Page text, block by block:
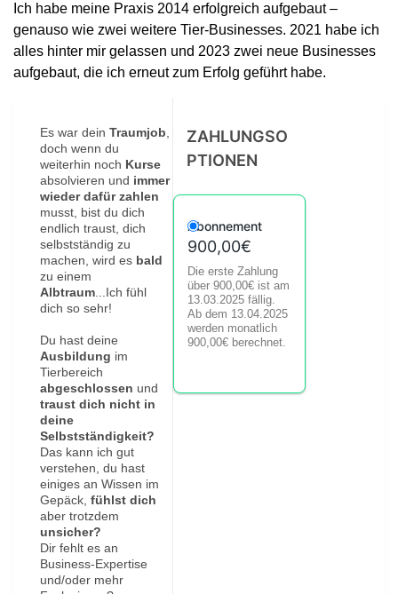
Ich habe meine Praxis 2014 erfolgreich aufgebaut –
genauso wie zwei weitere Tier-Businesses. 2021 habe ich
alles hinter mir gelassen und 2023 zwei neue Businesses
aufgebaut, die ich erneut zum Erfolg geführt habe.
Es war dein Traumjob
doch wenn du
weiterhin noch Kurse
absolvieren und immer
wieder dafür zahlen
musst, bist du dich
endlich traust, dich
selbstständig zu
machen, wird es bald
zu einem
Albtraum ...Ich fühl
dich so sehr!
Du hast deine
Ausbildung im
Tierbereich
abgeschlossen und
traust dich nicht in
deine
Selbstständigkeit?
Das kann ich gut
verstehen, du hast
einiges an Wissen im
Gepäck, fühlst dich
aber trotzdem
unsicher?
Dir fehlt es an
Business-Expertise
und/oder mehr
ZAHLUNGSO
PTIONEN
Abonnement
900,00€
Die erste Zahlung
über 900,00€ ist am
13.03.2025 fällig.
Ab dem 13.04.2025
werden monatlich
900,00€ berechnet.